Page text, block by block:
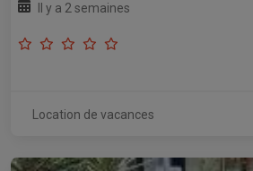
Il y a 2 semaines
Location de vacances